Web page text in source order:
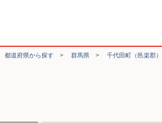
都道府県から探す > 群馬県 > 千代田町（邑楽郡）